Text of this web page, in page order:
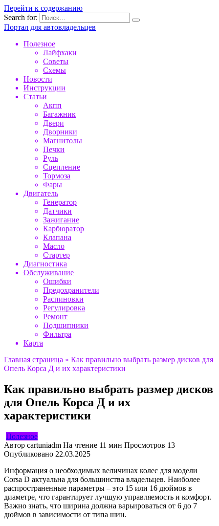
Перейти к содержанию
Search for:
Портал для автовладельцев
Полезное
Лайфхаки
Советы
Схемы
Новости
Инструкции
Статьи
Акпп
Багажник
Двери
Дворники
Магнитолы
Печки
Руль
Сцепление
Тормоза
Фары
Двигатель
Генератор
Датчики
Зажигание
Карбюратор
Клапана
Масло
Стартер
Диагностика
Обслуживание
Ошибки
Предохранители
Распиновки
Регулировка
Ремонт
Подшипники
Фильтра
Карта
Главная страница » Как правильно выбрать размер дисков для
Опель Корса Д и их характеристики
Как правильно выбрать размер дисков
для Опель Корса Д и их
характеристики
Полезное
Автор cartuniadm На чтение 11 мин Просмотров 13
Опубликовано 22.03.2025
Информация о необходимых величинах колес для модели
Corsa D актуальна для большинства владельцев. Наиболее
распространенные параметры – это 15 или 16 дюймов в
диаметре, что гарантирует лучшую управляемость и комфорт.
Важно знать, что ширина должна варьироваться от 6 до 7
дюймов в зависимости от типа шин.